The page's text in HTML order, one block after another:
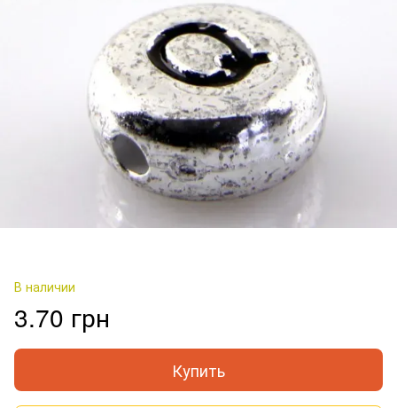
В наличии
3.70 грн
Купить